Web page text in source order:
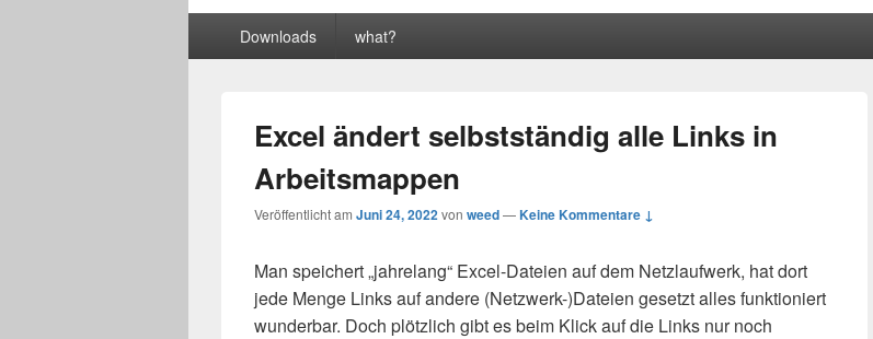
Downloads what?
Excel ändert selbstständig alle Links in
Arbeitsmappen
Veröffentlicht am Juni 24, 2022von weed—Keine Kommentare ↓
Man speichert „jahrelang“ Excel-Dateien auf dem Netzlaufwerk, hat dort
jede Menge Links auf andere (Netzwerk-)Dateien gesetzt alles funktioniert
wunderbar. Doch plötzlich gibt es beim Klick auf die Links nur noch